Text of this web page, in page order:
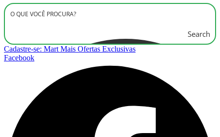
Search
Cadastre-se: Mart Mais Ofertas Exclusivas
Facebook